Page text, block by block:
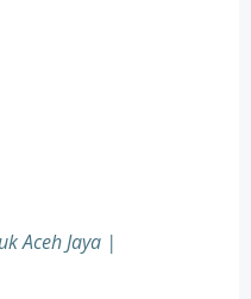
Aceh Jaya |